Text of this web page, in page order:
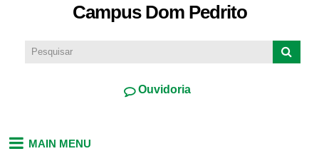
Campus Dom Pedrito
Ouvidoria
MAIN MENU